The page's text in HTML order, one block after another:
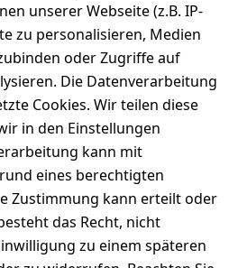
unserer Webseite (z.B. IP-
zu personalisieren, Medien
oder Zugriffe auf
Die Datenverarbeitung
Cookies. Wir teilen diese
in den Einstellungen
kann mit
eines berechtigten
Zustimmung kann erteilt oder
das Recht, nicht
zu einem späteren